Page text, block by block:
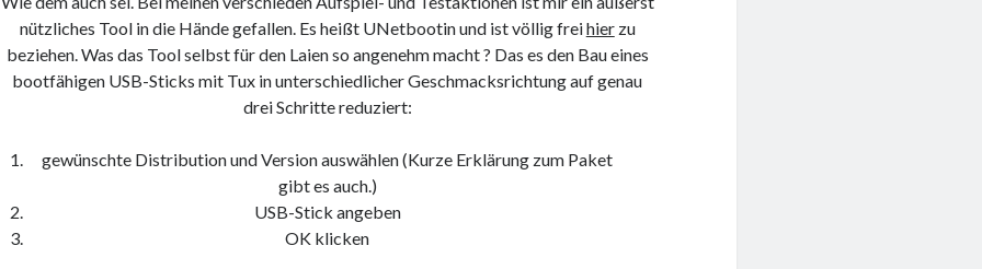
nützliches Tool in die Hände gefallen. Es heißt UNetbootin und ist völlig freihierzu
beziehen. Was das Tool selbst für den Laien so angenehm macht ? Das es den Bau eines
bootfähigen USB-Sticks mit Tux in unterschiedlicher Geschmacksrichtung auf genau
drei Schritte reduziert:
gewünschte Distribution und Version auswählen (Kurze Erklärung zum Paket
gibt es auch.)
USB-Stick angeben
OK klicken